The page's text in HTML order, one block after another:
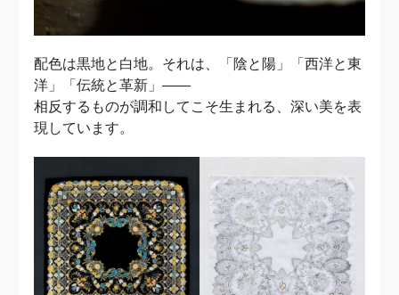
配色は黒地と白地。それは、「陰と陽」「西洋と東
洋」「伝統と革新」――
相反するものが調和してこそ生まれる、深い美を表
現しています。